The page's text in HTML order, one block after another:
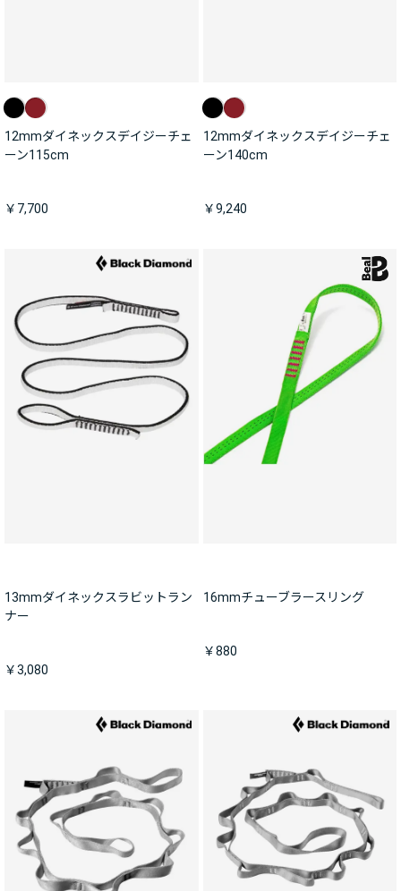
12mmダイネックスデイジーチェ
ーン115cm
￥7,700
12mmダイネックスデイジーチェ
ーン140cm
￥9,240
13mmダイネックスラビットラン
ナー
￥3,080
16mmチューブラースリング
￥880